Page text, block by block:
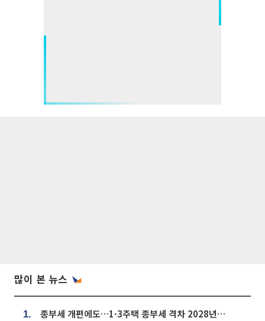
많이 본 뉴스
1. 종부세 개편에도…1·3주택 종부세 격차 2028년부터 확대